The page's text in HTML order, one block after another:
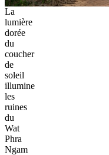
La
lumière
dorée
du
coucher
de
soleil
illumine
les
ruines
du
Wat
Phra
Ngam